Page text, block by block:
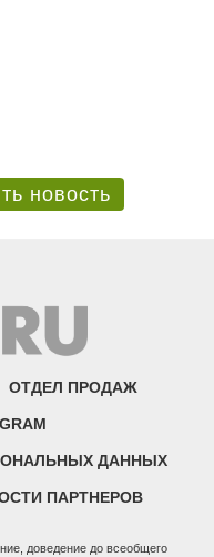
новость
ОТДЕЛ ПРОДАЖ
ДАННЫХ
ПАРТНЕРОВ
доведение до всеобщего